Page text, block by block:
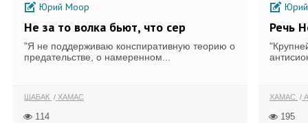
Юрий Моор
Не за то волка бьют, что сер
"Я не поддерживаю конспиративную теорию о
предательстве, о намеренном...
ШАБАК ХАМАС
114
Речь
ХАМАС
195